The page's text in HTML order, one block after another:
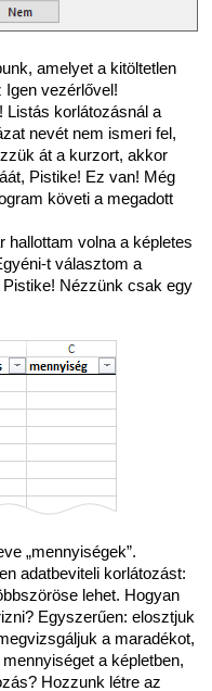
amelyet a kitöltetlen
Igen vezérlővel!
Listás korlátozásnál a
nevét nem ismeri fel,
át a kurzort, akkor
Pistike! Ez van! Még
követi a megadott
hallottam volna a képletes
t választom a
Pistike! Nézzünk csak egy
„mennyiségek”.
adatbeviteli korlátozást:
lehet. Hogyan
Egyszerűen: elosztjuk
a maradékot,
a képletben,
Hozzunk létre az